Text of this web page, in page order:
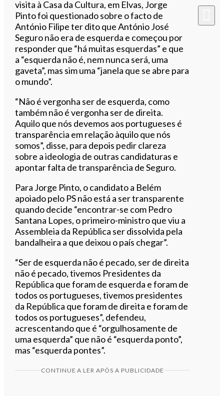
visita à Casa da Cultura, em Elvas, Jorge
Pinto foi questionado sobre o facto de
António Filipe ter dito que António José
Seguro não era de esquerda e começou por
responder que “há muitas esquerdas” e que
a “esquerda não é, nem nunca será, uma
gaveta”, mas sim uma “janela que se abre para
o mundo”.
“Não é vergonha ser de esquerda, como
também não é vergonha ser de direita.
Aquilo que nós devemos aos portugueses é
transparência em relação àquilo que nós
somos”, disse, para depois pedir clareza
sobre a ideologia de outras candidaturas e
apontar falta de transparência de Seguro.
Para Jorge Pinto, o candidato a Belém
apoiado pelo PS não está a ser transparente
quando decide “encontrar-se com Pedro
Santana Lopes, o primeiro-ministro que viu a
Assembleia da República ser dissolvida pela
bandalheira a que deixou o país chegar”.
“Ser de esquerda não é pecado, ser de direita
não é pecado, tivemos Presidentes da
República que foram de esquerda e foram de
todos os portugueses, tivemos presidentes
da República que foram de direita e foram de
todos os portugueses”, defendeu,
acrescentando que é “orgulhosamente de
uma esquerda” que não é “esquerda ponto”,
mas “esquerda pontes”.
CONTINUE A LER APÓS A PUBLICIDADE